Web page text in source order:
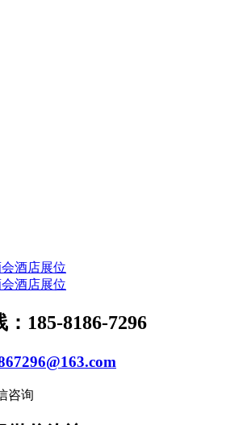
酒店展位
酒店展位
185-8186-7296